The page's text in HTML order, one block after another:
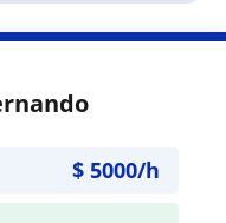
$ 5000/h